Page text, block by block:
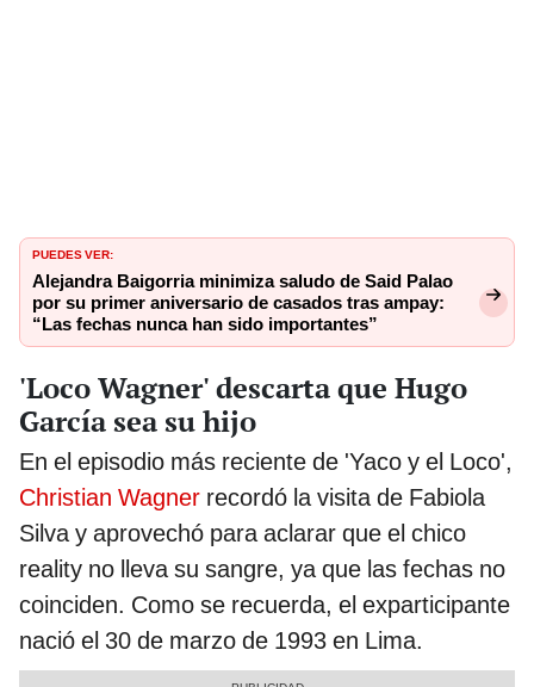
PUEDES VER:
Alejandra Baigorria minimiza saludo de Said Palao
por su primer aniversario de casados tras ampay:
“Las fechas nunca han sido importantes”
'Loco Wagner' descarta que Hugo
García sea su hijo
En el episodio más reciente de 'Yaco y el Loco',
Christian Wagner recordó la visita de Fabiola
Silva y aprovechó para aclarar que el chico
reality no lleva su sangre, ya que las fechas no
coinciden. Como se recuerda, el exparticipante
nació el 30 de marzo de 1993 en Lima.